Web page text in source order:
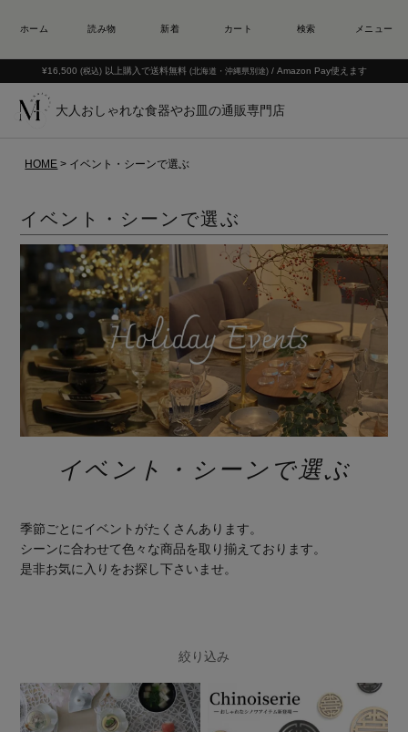
¥16,500 (税込) 以上購入で送料無料 (北海道・沖縄県別途) / Amazon Pay使えます
大人おしゃれな食器やお皿の通販専門店
HOME イベント・シーンで選ぶ
イベント・シーンで選ぶ
イベント・シーンで選ぶ
季節ごとにイベントがたくさんあります。
シーンに合わせて色々な商品を取り揃えております。
是非お気に入りをお探し下さいませ。
絞り込み